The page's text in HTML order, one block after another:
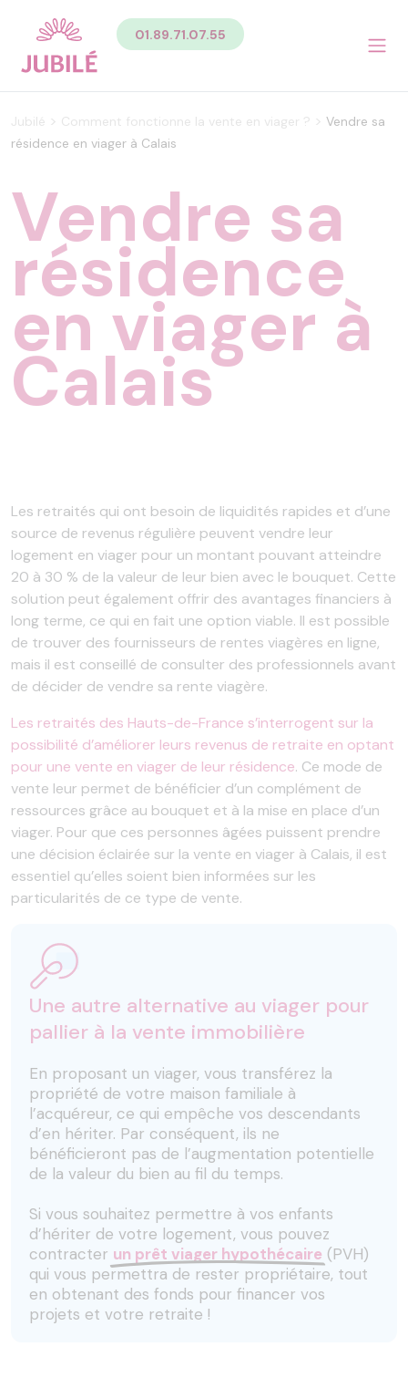
Contenu
Sommaire du contenu de la page
Menu
Pied de page
Menu principal Pied de page
Menu secondaire Pied de page
01.89.71.07.55
Jubilé Comment fonctionne la vente en viager ?
Vendre sa
résidence en viager à Calais
Vendre sa
résidence
en viager à
Calais
Les retraités qui ont besoin de liquidités rapides et d’une
source de revenus régulière peuvent vendre leur
logement en viager pour un montant pouvant atteindre
20 à 30 % de la valeur de leur bien avec le bouquet. Cette
solution peut également offrir des avantages financiers à
long terme, ce qui en fait une option viable. Il est possible
de trouver des fournisseurs de rentes viagères en ligne,
mais il est conseillé de consulter des professionnels avant
de décider de vendre sa rente viagère.
Les retraités des Hauts-de-France s’interrogent sur la
possibilité d’améliorer leurs revenus de retraite en optant
pour une vente en viager de leur résidence. Ce mode de
vente leur permet de bénéficier d’un complément de
ressources grâce au bouquet et à la mise en place d’un
viager. Pour que ces personnes âgées puissent prendre
une décision éclairée sur la vente en viager à Calais, il est
essentiel qu’elles soient bien informées sur les
particularités de ce type de vente.
Une autre alternative au viager pour
pallier à la vente immobilière
En proposant un viager, vous transférez la
propriété de votre maison familiale à
l’acquéreur, ce qui empêche vos descendants
d’en hériter. Par conséquent, ils ne
bénéficieront pas de l’augmentation potentielle
de la valeur du bien au fil du temps.
Si vous souhaitez permettre à vos enfants
d’hériter de votre logement, vous pouvez
contracter un prêt viager hypothécaire (PVH)
qui vous permettra de rester propriétaire, tout
en obtenant des fonds pour financer vos
projets et votre retraite !